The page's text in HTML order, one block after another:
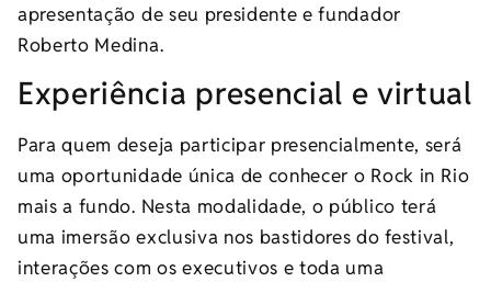
apresentação de seu presidente e fundador
Roberto Medina.
Experiência presencial e virtual
Para quem deseja participar presencialmente, será
uma oportunidade única de conhecer o Rock in Rio
mais a fundo. Nesta modalidade, o público terá
uma imersão exclusiva nos bastidores do festival,
interações com os executivos e toda uma